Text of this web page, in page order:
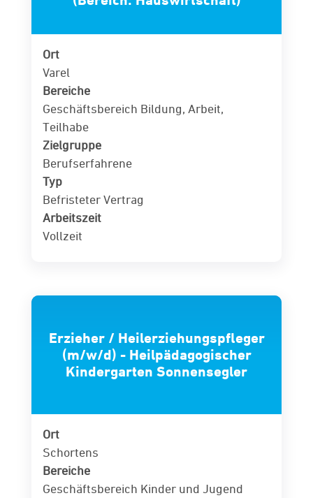
Ort
Varel
Bereiche
Geschäftsbereich Bildung, Arbeit,
Teilhabe
Zielgruppe
Berufserfahrene
Typ
Befristeter Vertrag
Arbeitszeit
Vollzeit
Erzieher / Heilerziehungspfleger
(m/w/d) - Heilpädagogischer
Kindergarten Sonnensegler
Ort
Schortens
Bereiche
Geschäftsbereich Kinder und Jugend